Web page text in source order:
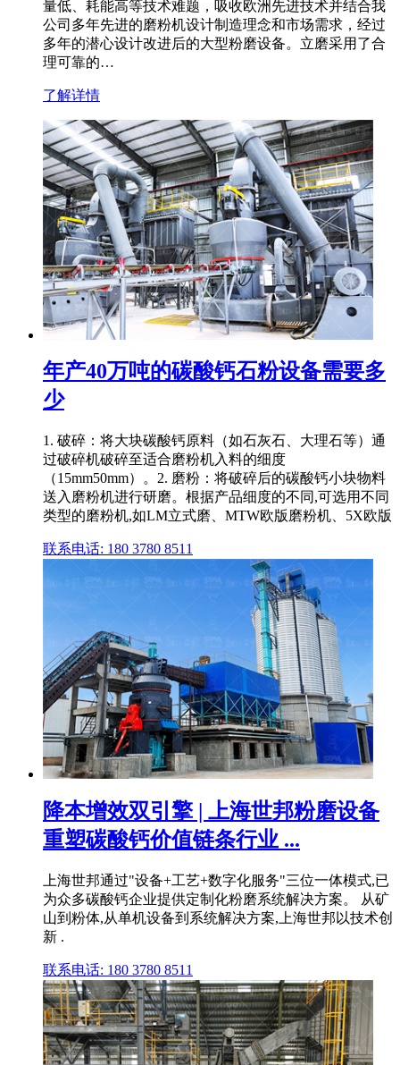
量低、耗能高等技术难题，吸收欧洲先进技术并结合我
公司多年先进的磨粉机设计制造理念和市场需求，经过
多年的潜心设计改进后的大型粉磨设备。立磨采用了合
理可靠的…
了解详情
年产40万吨的碳酸钙石粉设备需要多
少
1. 破碎：将大块碳酸钙原料（如石灰石、大理石等）通
过破碎机破碎至适合磨粉机入料的细度
（15mm50mm）。2. 磨粉：将破碎后的碳酸钙小块物料
送入磨粉机进行研磨。根据产品细度的不同,可选用不同
类型的磨粉机,如LM立式磨、MTW欧版磨粉机、5X欧版
联系电话: 180 3780 8511
降本增效双引擎 | 上海世邦粉磨设备
重塑碳酸钙价值链条行业 ...
上海世邦通过"设备+工艺+数字化服务"三位一体模式,已
为众多碳酸钙企业提供定制化粉磨系统解决方案。 从矿
山到粉体,从单机设备到系统解决方案,上海世邦以技术创
新 .
联系电话: 180 3780 8511